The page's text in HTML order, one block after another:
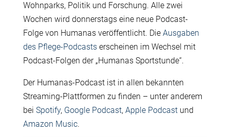
Wohnparks, Politik und Forschung. Alle zwei
Wochen wird donnerstags eine neue Podcast-
Folge von Humanas veröffentlicht. Die Ausgaben
des Pflege-Podcastserscheinen im Wechsel mit
Podcast-Folgen der „Humanas Sportstunde“.
Der Humanas-Podcast ist in allen bekannten
Streaming-Plattformen zu finden – unter anderem
bei Spotify, Google Podcast, Apple Podcastund
Amazon Music.